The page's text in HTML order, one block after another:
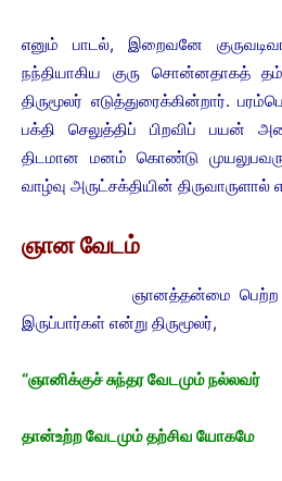
எனும் பாடல், இறைவனே
நந்தியாகிய குரு சொன்னதாகத்
திருமூலர் எடுத்துரைக்கின்றார்.
பக்தி செலுத்திப் பிறவிப் பயன்
திடமான மனம் கொண்டு
வாழ்வு அருட்சக்தியின் திருவாருளால்
ஞான வேடம்
ஞானத்தன்மை பெற்ற
இருப்பார்கள் என்று திருமூலர்,
“ஞானிக்குச் சுந்தர வேடமும் நல்லவர்
தான்உற்ற வேடமும் தற்சிவ யோகமே